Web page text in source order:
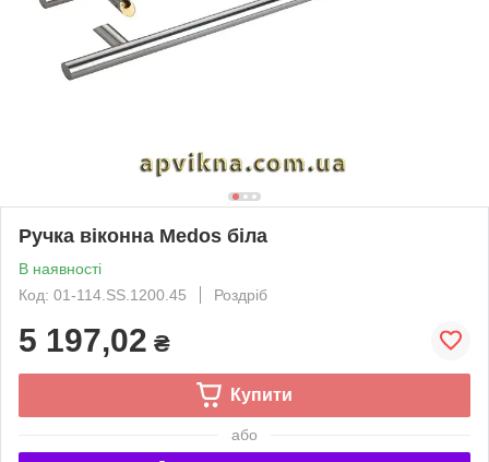
Ручка віконна Medos біла
В наявності
Код: 01-114.SS.1200.45
Роздріб
5 197,02 ₴
Купити
або